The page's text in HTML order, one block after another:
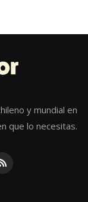
y mundial en
que lo necesitas.